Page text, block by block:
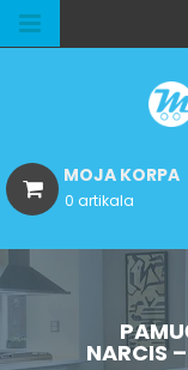
MOJA KORPA
0 artikala
NARCIS